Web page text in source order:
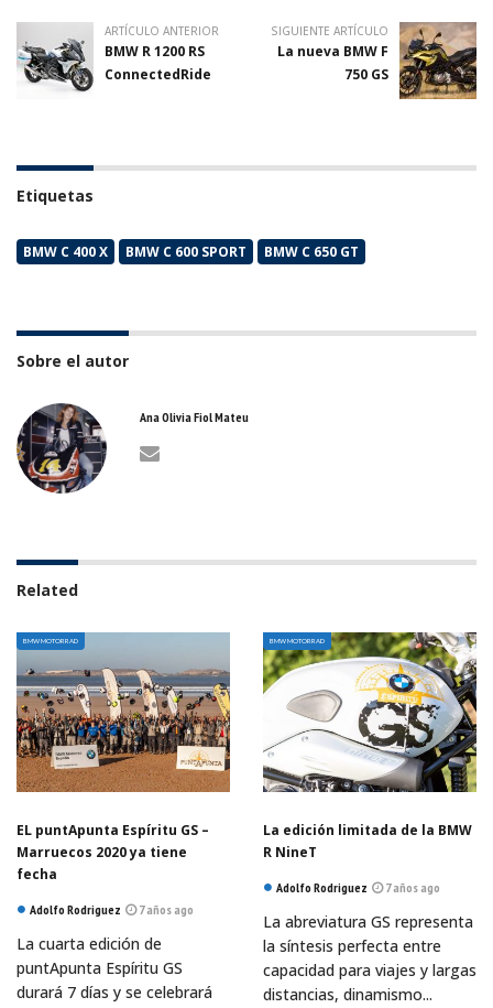
ARTÍCULO ANTERIOR
BMW R 1200 RS
ConnectedRide
SIGUIENTE ARTÍCULO
La nueva BMW F
750 GS
Etiquetas
BMW C 400 X BMW C 600 SPORT BMW C 650 GT
Sobre el autor
Ana Olivia Fiol Mateu
Related
BMW MOTORRAD
EL puntApunta Espíritu GS –
Marruecos 2020 ya tiene
fecha
Adolfo Rodriguez 7 años ago
La cuarta edición de
puntApunta Espíritu GS
durará 7 días y se celebrará
BMW MOTORRAD
La edición limitada de la BMW
R NineT
Adolfo Rodriguez 7 años ago
La abreviatura GS representa
la síntesis perfecta entre
capacidad para viajes y largas
distancias, dinamismo...